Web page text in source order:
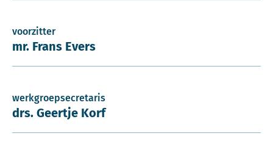
voorzitter
mr. Frans Evers
werkgroepsecretaris
drs. Geertje Korf